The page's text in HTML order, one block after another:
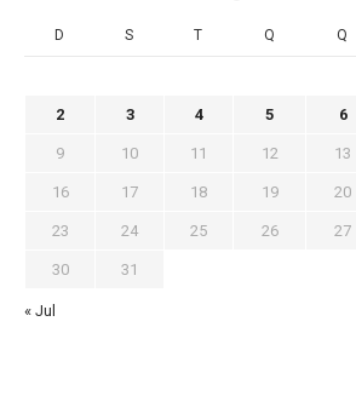
D S T Q Q
2 3 4 5 6
9 10 11 12 13
16 17 18 19 20
23 24 25 26 27
30 31
« Jul